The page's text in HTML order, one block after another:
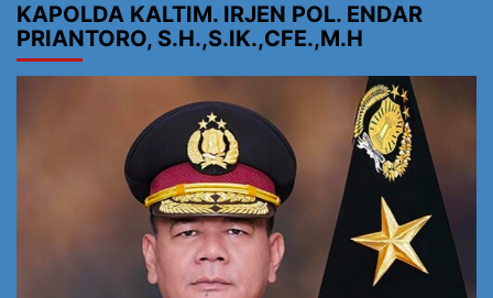
KAPOLDA KALTIM. IRJEN POL. ENDAR
PRIANTORO, S.H.,S.IK.,CFE.,M.H